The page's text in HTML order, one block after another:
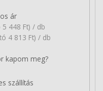
ár
5 448 Ft) / db
4 813 Ft) / db
kapom meg?
szállítás